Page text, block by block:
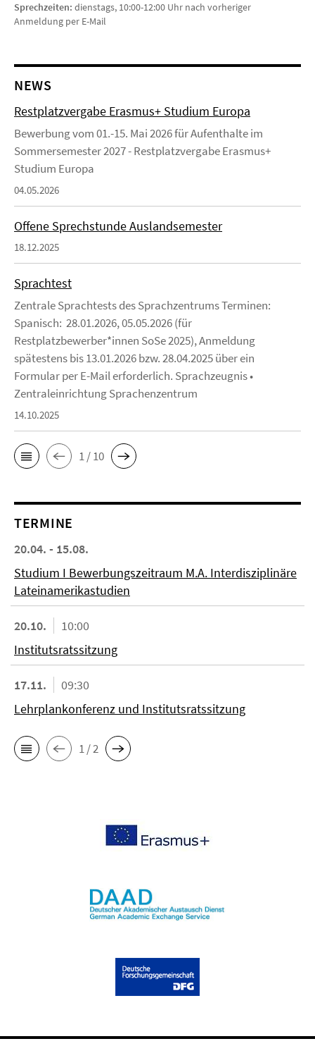
Sprechzeiten: dienstags, 10:00-12:00 Uhr nach vorheriger
Anmeldung per E-Mail
NEWS
Restplatzvergabe Erasmus+ Studium Europa
Bewerbung vom 01.-15. Mai 2026 für Aufenthalte im
Sommersemester 2027 - Restplatzvergabe Erasmus+
Studium Europa
04.05.2026
Offene Sprechstunde Auslandsemester
18.12.2025
Sprachtest
Zentrale Sprachtests des Sprachzentrums Terminen:
Spanisch: 28.01.2026, 05.05.2026 (für
Restplatzbewerber*innen SoSe 2025), Anmeldung
spätestens bis 13.01.2026 bzw. 28.04.2025 über ein
Formular per E-Mail erforderlich. Sprachzeugnis •
Zentraleinrichtung Sprachenzentrum
14.10.2025
1 / 10
TERMINE
20.04. - 15.08.
Studium I Bewerbungszeitraum M.A. Interdisziplinäre
Lateinamerikastudien
20.10.
10:00
Institutsratssitzung
17.11.
09:30
Lehrplankonferenz und Institutsratssitzung
1 / 2